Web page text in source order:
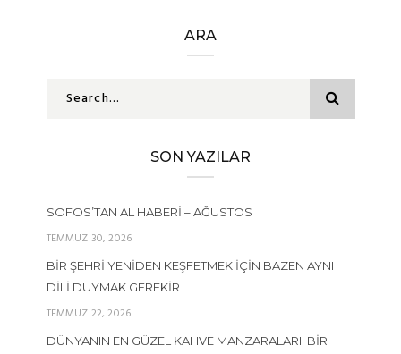
ARA
SON YAZILAR
SOFOS’TAN AL HABERI – AĞUSTOS
TEMMUZ 30, 2026
BIR ŞEHRI YENIDEN KEŞFETMEK İÇIN BAZEN AYNI
DILI DUYMAK GEREKIR
TEMMUZ 22, 2026
DÜNYANIN EN GÜZEL KAHVE MANZARALARI: BIR